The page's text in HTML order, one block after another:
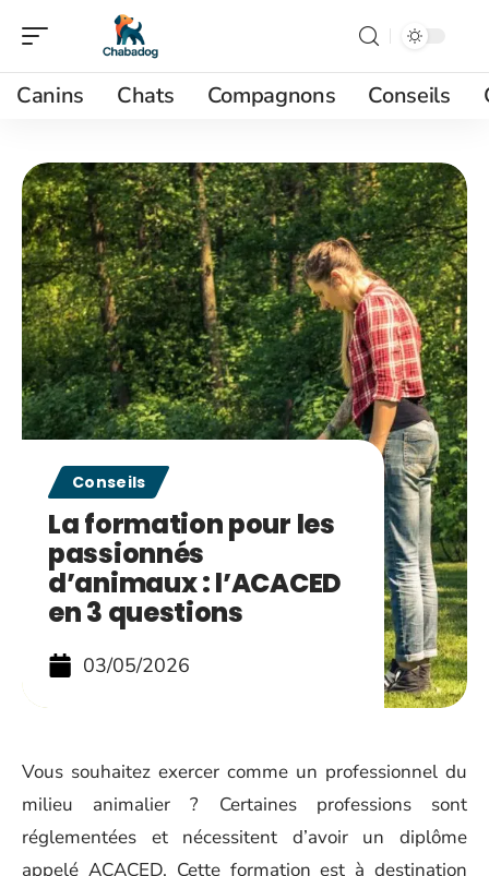
Canins Chats Compagnons Conseils
Conseils
La formation pour les
passionnés
d’animaux : l’ACACED
en 3 questions
03/05/2026
Vous souhaitez exercer comme un professionnel du
milieu animalier ? Certaines professions sont
réglementées et nécessitent d’avoir un diplôme
appelé ACACED. Cette formation est à destination